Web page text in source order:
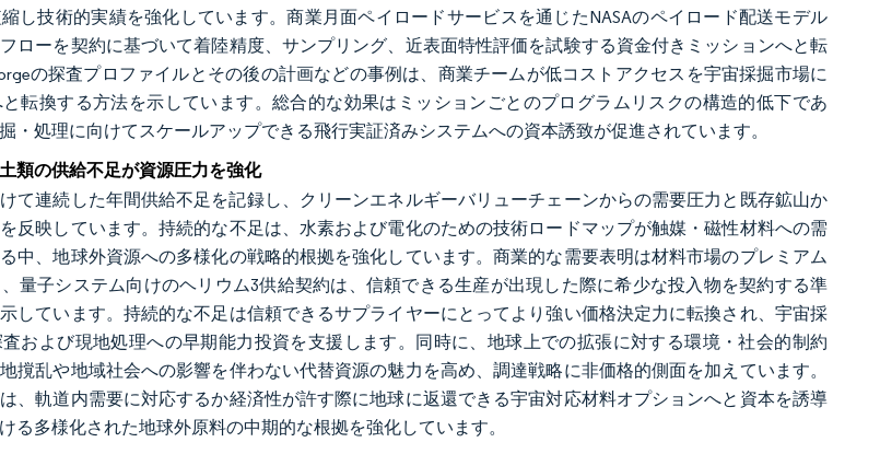
し技術的実績を強化しています。商業月面ペイロードサービスを通じたNASAのペイロード配送モデル
ローを契約に基づいて着陸精度、サンプリング、近表面特性評価を試験する資金付きミッションへと転
の探査プロファイルとその後の計画などの事例は、商業チームが低コストアクセスを宇宙採掘市場に
転換する方法を示しています。総合的な効果はミッションごとのプログラムリスクの構造的低下であ
・処理に向けてスケールアップできる飛行実証済みシステムへの資本誘致が促進されています。
類の供給不足が資源圧力を強化
て連続した年間供給不足を記録し、クリーンエネルギーバリューチェーンからの需要圧力と既存鉱山か
反映しています。持続的な不足は、水素および電化のための技術ロードマップが触媒・磁性材料への需
中、地球外資源への多様化の戦略的根拠を強化しています。商業的な需要表明は材料市場のプレミアム
量子システム向けのヘリウム3供給契約は、信頼できる生産が出現した際に希少な投入物を契約する準
しています。持続的な不足は信頼できるサプライヤーにとってより強い価格決定力に転換され、宇宙採
および現地処理への早期能力投資を支援します。同時に、地球上での拡張に対する環境・社会的制約
撹乱や地域社会への影響を伴わない代替資源の魅力を高め、調達戦略に非価格的側面を加えています。
、軌道内需要に対応するか経済性が許す際に地球に返還できる宇宙対応材料オプションへと資本を誘導
る多様化された地球外原料の中期的な根拠を強化しています。